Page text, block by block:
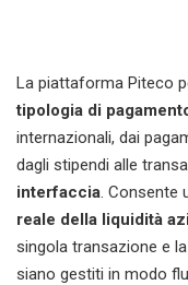
La piattaforma Piteco
tipologia di
internazionali, dai
dagli stipendi alle
interfaccia. Consente
reale della liquidità
singola transazione e
siano gestiti in modo